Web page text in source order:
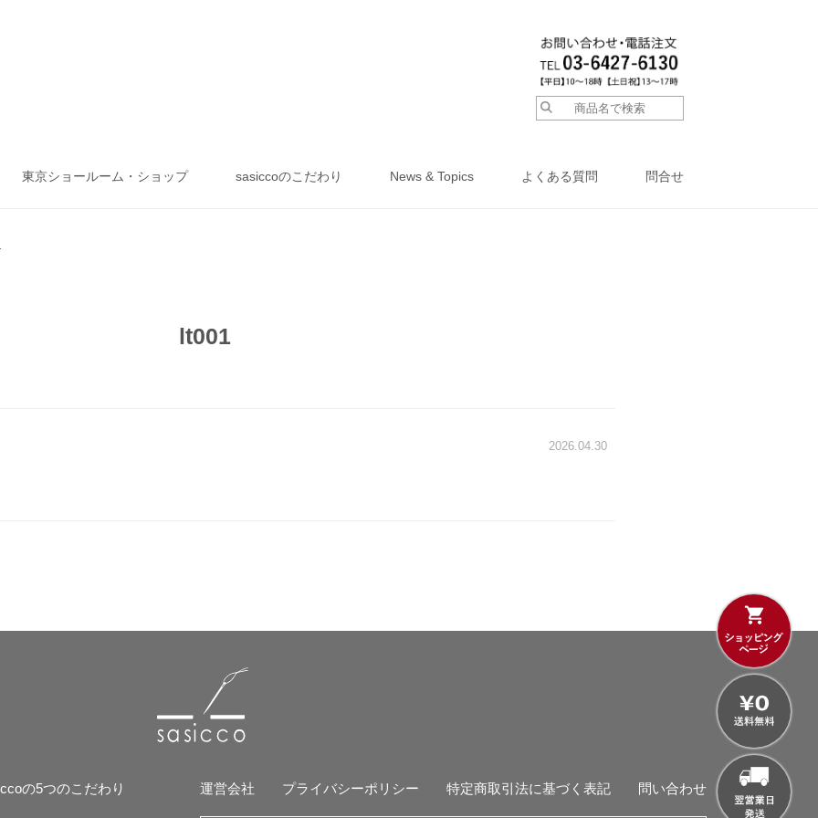
東京ショールーム・ショップ sasiccoのこだわり News & Topics よくある質問 問合せ
lt001
2026.04.30
の5つのこだわり 運営会社 プライバシーポリシー 特定商取引法に基づく表記 問い合わせ